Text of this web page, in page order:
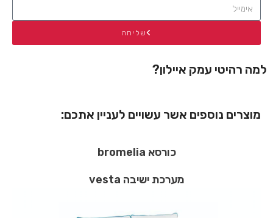
למה רהיטי עמק איילון?
שליחה
מוצרים נוספים אשר עשויים לעניין אתכם:
כורסא bromelia
מערכת ישיבה vesta